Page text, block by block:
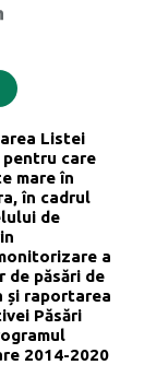
Listei
care
mare în
în cadrul
de
a
de păsări de
și raportarea
Păsări
2014-2020